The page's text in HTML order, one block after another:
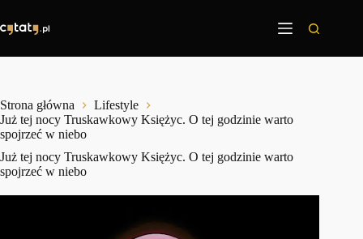
treści
Strona główna
Lifestyle
Już tej nocy Truskawkowy Księżyc. O tej godzinie warto
spojrzeć w niebo
Już tej nocy Truskawkowy Księżyc. O tej godzinie warto
spojrzeć w niebo